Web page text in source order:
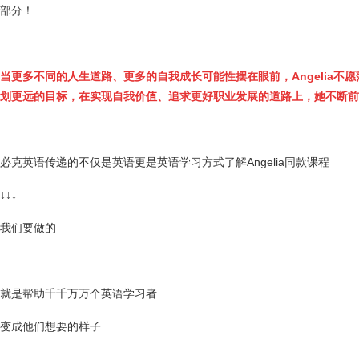
部分！
当更多不同的人生道路、更多的自我成长可能性摆在眼前，Angelia不
划更远的目标，在实现自我价值、追求更好职业发展的道路上，她不断
必克英语传递的不仅是英语更是英语学习方式了解Angelia同款课程
↓↓↓
我们要做的
就是帮助千千万万个英语学习者
变成他们想要的样子